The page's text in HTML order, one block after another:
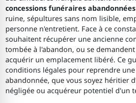
concessions funéraires abandonnées
ruine, sépultures sans nom lisible,
personne n'entretient. Face à ce
souhaitent récupérer une ancienne
tombée à l'abandon, ou se
acquérir un emplacement libéré. Ce
conditions légales pour reprendre une
abandonnée, que vous soyez héritier
négligée ou acquéreur potentiel d'un